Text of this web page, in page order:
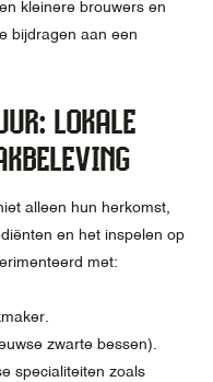
kleinere brouwers en
bijdragen aan een
LOKALE
alleen hun herkomst,
en het inspelen op
met:
zwarte bessen).
specialiteiten zoals